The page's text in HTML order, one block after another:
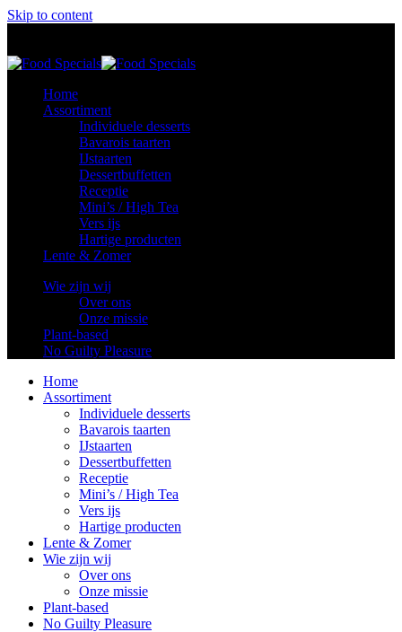
Skip to content
Home
Assortiment
Individuele desserts
Bavarois taarten
IJstaarten
Dessertbuffetten
Receptie
Mini’s / High Tea
Vers ijs
Hartige producten
Lente & Zomer
Wie zijn wij
Over ons
Onze missie
Plant-based
No Guilty Pleasure
Home
Assortiment
Individuele desserts
Bavarois taarten
IJstaarten
Dessertbuffetten
Receptie
Mini’s / High Tea
Vers ijs
Hartige producten
Lente & Zomer
Wie zijn wij
Over ons
Onze missie
Plant-based
No Guilty Pleasure